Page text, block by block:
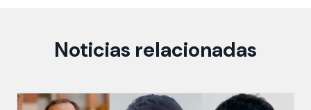
Noticias relacionadas